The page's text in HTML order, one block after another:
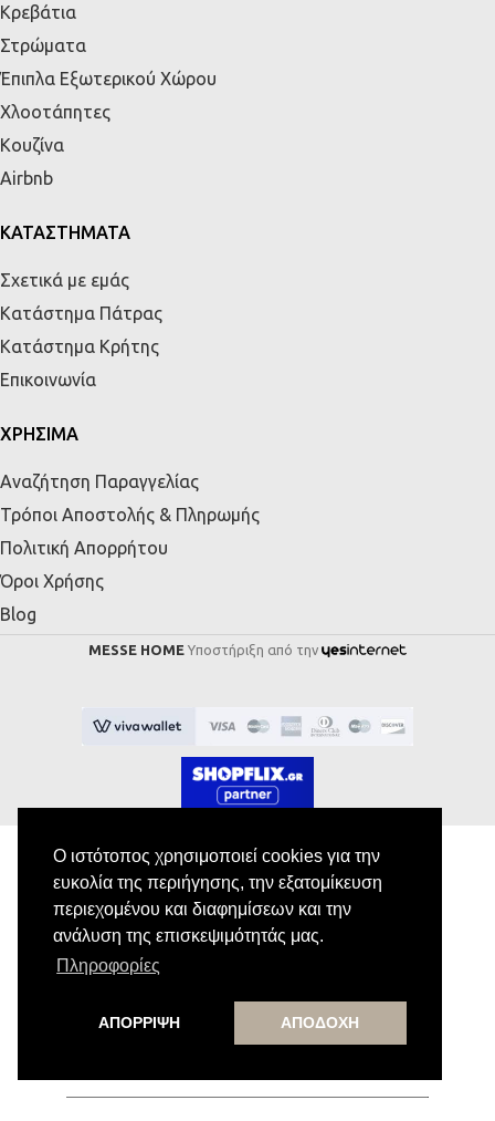
Ο ιστότοπος χρησιμοποιεί cookies για την
ευκολία της περιήγησης, την εξατομίκευση
περιεχομένου και διαφημίσεων και την
ανάλυση της επισκεψιμότητάς μας.
Πληροφορίες
ΑΠΟΡΡΙΨΗ ΑΠΟΔΟΧΗ
Κρεβάτια
Στρώματα
Έπιπλα Εξωτερικού Χώρου
Χλοοτάπητες
Κουζίνα
Airbnb
ΚΑΤΑΣΤΗΜΑΤΑ
Σχετικά με εμάς
Κατάστημα Πάτρας
Κατάστημα Κρήτης
Επικοινωνία
ΧΡΗΣΙΜΑ
Αναζήτηση Παραγγελίας
Τρόποι Αποστολής & Πληρωμής
Πολιτική Απορρήτου
Όροι Χρήσης
Blog
MESSE HOME Υποστήριξη από την
Εγγραφή στο Newsletter
Κάνε εγγραφή στο newsletter μας για να